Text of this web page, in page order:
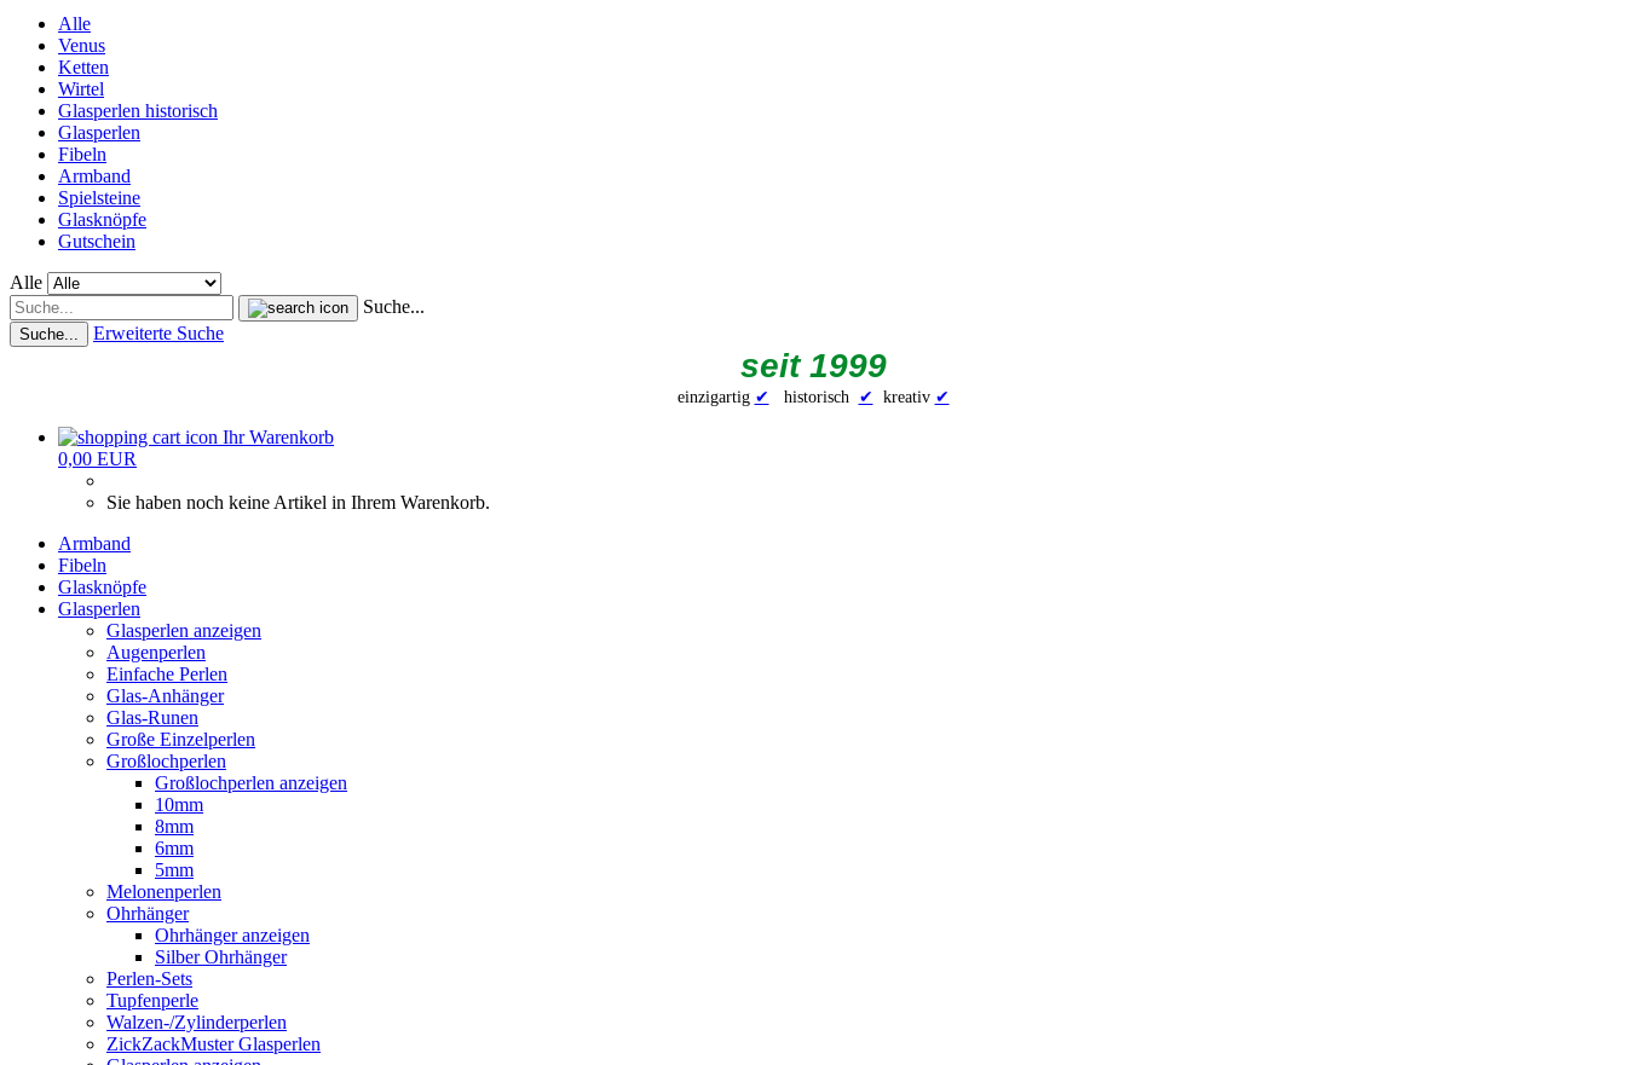
Alle
Venus
Ketten
Wirtel
Glasperlen historisch
Glasperlen
Fibeln
Armband
Spielsteine
Glasknöpfe
Gutschein
Alle
Suche...
Suche... Erweiterte Suche
seit 1999
einzigartig ✔ historisch ✔ kreativ ✔
Ihr Warenkorb
0,00 EUR
Sie haben noch keine Artikel in Ihrem Warenkorb.
Armband
Fibeln
Glasknöpfe
Glasperlen
Glasperlen anzeigen
Augenperlen
Einfache Perlen
Glas-Anhänger
Glas-Runen
Große Einzelperlen
Großlochperlen
Großlochperlen anzeigen
10mm
8mm
6mm
5mm
Melonenperlen
Ohrhänger
Ohrhänger anzeigen
Silber Ohrhänger
Perlen-Sets
Tupfenperle
Walzen-/Zylinderperlen
ZickZackMuster Glasperlen